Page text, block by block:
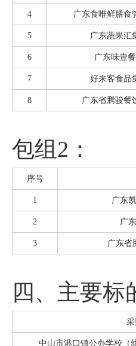
4 广东食唯鲜膳食
5 广东蔬果汇
6 广东味壹
7 好来客食品
8 广东省腾骏餐
包组 2：
序号
1 广东
2 广
3 广东省
四、主要标
中山市港口镇公办学校（